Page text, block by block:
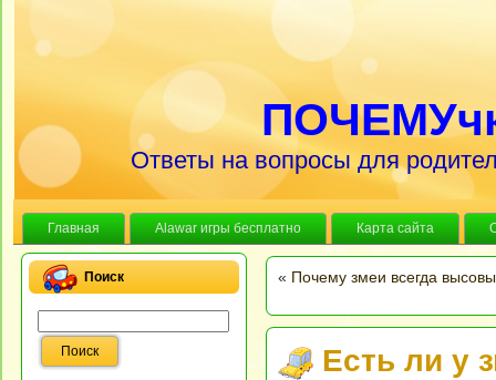
Ответы на вопросы для
Главная Alawar игры бесплатно Карта сайта
Поиск « Почему змеи всегда
Есть ли у